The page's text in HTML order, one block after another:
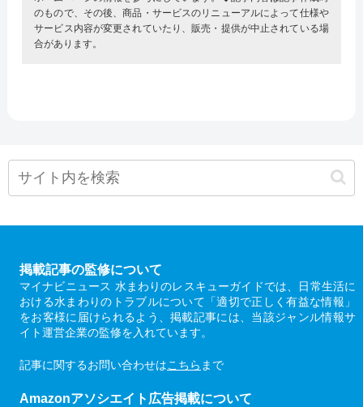
のもので、その後、商品・サービスのリニューアルによって仕様や
サービス内容が変更されていたり、販売・提供が中止されている場
合があります。
掲載記事の監修について
マイナビニュース 水まわりのレスキューガイドでは、日常生活に
おける水まわりのトラブルについて「適切で正しく有益な情報」
をお客様に届けられるよう、掲載記事には、当該ジャンル情報サ
イト運営企業の監修を入れています。
記事に関するお問い合わせはこちら まで
Amazonアソシエイト広告掲載について